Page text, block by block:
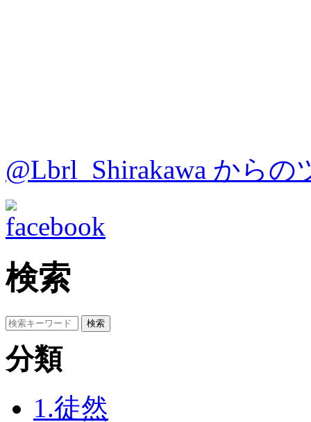
@Lbrl_Shirakawa からの
検索
分類
1.徒然